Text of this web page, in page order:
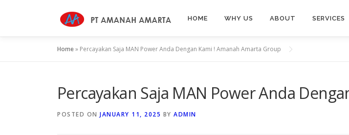
HOME WHY US ABOUT SERVICES
Home» Percayakan Saja MAN Power Anda Dengan Kami ! Amanah Amarta Group
Percayakan Saja MAN Power Anda
POSTED ON JANUARY 11, 2025 BY ADMIN